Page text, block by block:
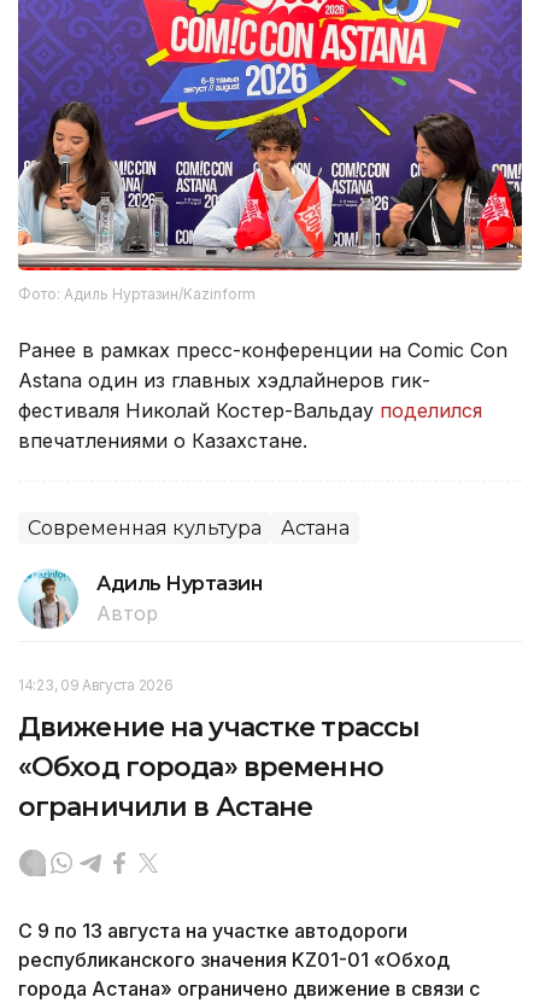
Фото: Адиль Нуртазин/Kazinform
Ранее в рамках пресс-конференции на Comic Con
Astana один из главных хэдлайнеров гик-
фестиваля Николай Костер-Вальдау поделился
впечатлениями о Казахстане.
Современная культура Астана
Адиль Нуртазин
Автор
14:23, 09 Августа 2026
Движение на участке трассы
«Обход города» временно
ограничили в Астане
С 9 по 13 августа на участке автодороги
республиканского значения KZ01-01 «Обход
города Астана» ограничено движение в связи с